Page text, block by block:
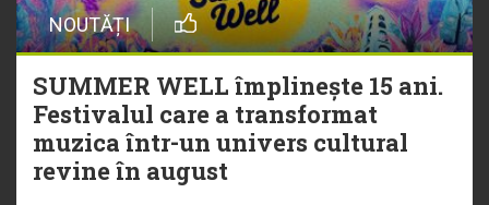
NOUTĂȚI
SUMMER WELL împlinește 15 ani.
Festivalul care a transformat
muzica într-un univers cultural
revine în august